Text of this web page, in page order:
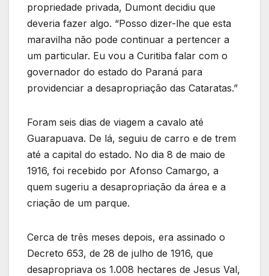
propriedade privada, Dumont decidiu que
deveria fazer algo. “Posso dizer-lhe que esta
maravilha não pode continuar a pertencer a
um particular. Eu vou a Curitiba falar com o
governador do estado do Paraná para
providenciar a desapropriação das Cataratas.”
Foram seis dias de viagem a cavalo até
Guarapuava. De lá, seguiu de carro e de trem
até a capital do estado. No dia 8 de maio de
1916, foi recebido por Afonso Camargo, a
quem sugeriu a desapropriação da área e a
criação de um parque.
Cerca de três meses depois, era assinado o
Decreto 653, de 28 de julho de 1916, que
desapropriava os 1.008 hectares de Jesus Val,